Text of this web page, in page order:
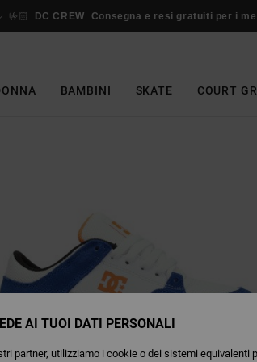
🤟🏻 DC CREW Consegna e resi gratuiti per i
BAMBINI SKATE COURT
AI TUOI DATI PERSONALI
partner, utilizziamo i cookie o dei sistemi equivalenti